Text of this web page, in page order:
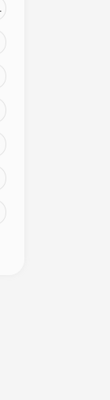
端